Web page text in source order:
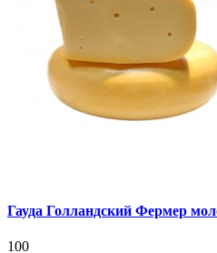
Гауда Голландский Фермер
100